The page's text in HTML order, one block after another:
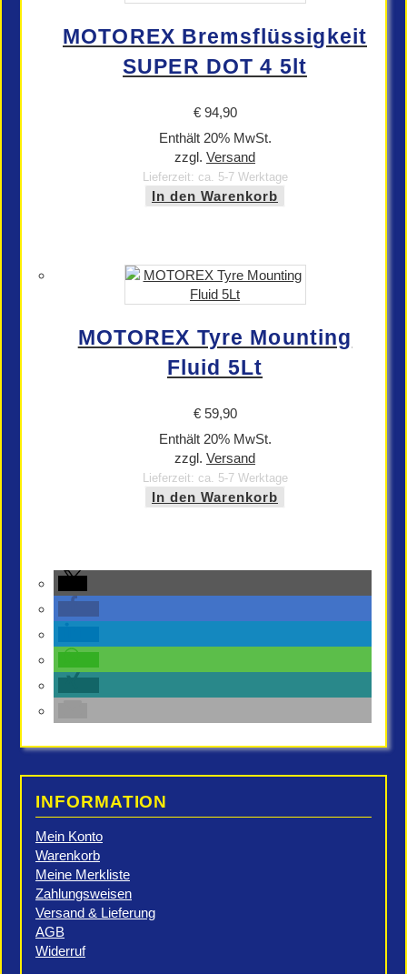
MOTOREX Bremsflüssigkeit
SUPER DOT 4 5lt
€94,90
Enthält 20% MwSt.
zzgl. Versand
Lieferzeit: ca. 5-7 Werktage
In den Warenkorb
MOTOREX Tyre Mounting
Fluid 5Lt
€59,90
Enthält 20% MwSt.
zzgl. Versand
Lieferzeit: ca. 5-7 Werktage
In den Warenkorb
INFORMATION
Mein Konto
Warenkorb
Meine Merkliste
Zahlungsweisen
Versand & Lieferung
AGB
Widerruf